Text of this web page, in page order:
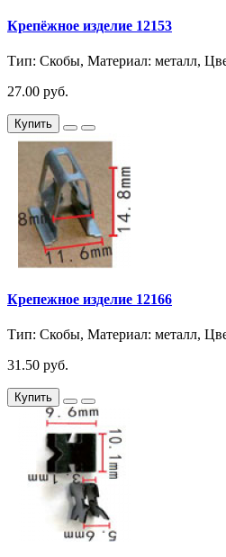
Крепёжное изделие 12153
Тип: Скобы, Материал: металл,
27.00 руб.
Купить
Крепежное изделие 12166
Тип: Скобы, Материал: металл,
31.50 руб.
Купить